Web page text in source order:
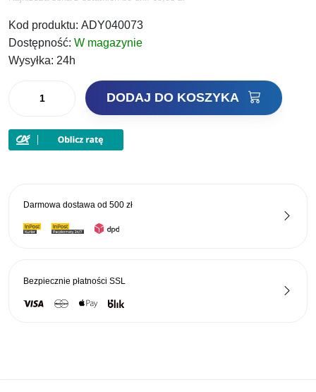
cena
wynosiła:
cena
Kod produktu: ADY040073
Dostępność: W magazynie
Wysyłka: 24h
Dynamite
Kulki
Boilies
1kg
DODAJ DO KOSZYKA
Darmowa dostawa od 500 zł
Bezpiecznie płatności SSL